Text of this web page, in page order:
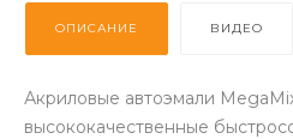
ОПИСАНИЕ ВИДЕО
Акриловые автоэмали
высококачественные